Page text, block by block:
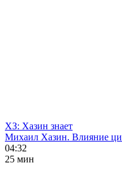
ХЗ: Хазин знает
Михаил Хазин. Влияние
04:32
25 мин